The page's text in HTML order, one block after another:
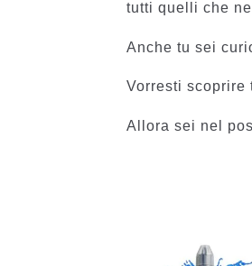
tutti quelli che
Anche tu sei
Vorresti
Allora sei nel